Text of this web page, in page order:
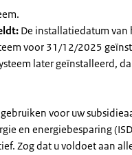
De installatiedatum
voor 31/12/2025
later geïnstalleerd,
voor uw
en energiebesparing
Zog dat u voldoet aan